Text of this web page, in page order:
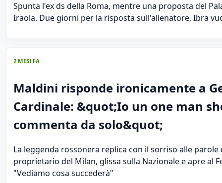
Spunta l'ex ds della Roma, mentre una proposta del
Iraola. Due giorni per la risposta sull'allenatore, Ibra
2 MESI FA
Maldini risponde ironicamente a
Cardinale: &quot;Io un one man
commenta da solo&quot;
La leggenda rossonera replica con il sorriso alle parole
proprietario del Milan, glissa sulla Nazionale e apre al
"Vediamo cosa succederà"